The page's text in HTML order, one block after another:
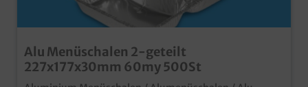
Alu Menüschalen 2-geteilt
227x177x30mm 60my 500St